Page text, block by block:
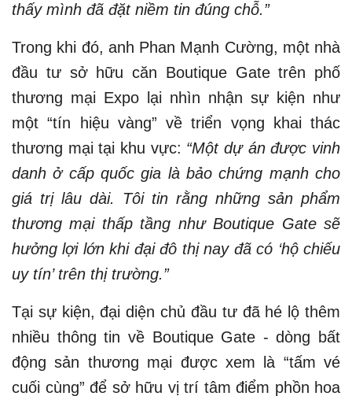
thấy mình đã đặt niềm tin đúng chỗ.”
Trong khi đó, anh Phan Mạnh Cường, một nhà
đầu tư sở hữu căn Boutique Gate trên phố
thương mại Expo lại nhìn nhận sự kiện như
một “tín hiệu vàng” về triển vọng khai thác
thương mại tại khu vực: “Một dự án được vinh
danh ở cấp quốc gia là bảo chứng mạnh cho
giá trị lâu dài. Tôi tin rằng những sản phẩm
thương mại thấp tầng như Boutique Gate sẽ
hưởng lợi lớn khi đại đô thị nay đã có ‘hộ chiếu
uy tín’ trên thị trường.”
Tại sự kiện, đại diện chủ đầu tư đã hé lộ thêm
nhiều thông tin về Boutique Gate - dòng bất
động sản thương mại được xem là “tấm vé
cuối cùng” để sở hữu vị trí tâm điểm phồn hoa